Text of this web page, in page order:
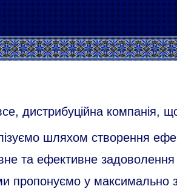
дистрибуційна компанія,
шляхом створення
та ефективне задоволення
пропонуємо у максимально